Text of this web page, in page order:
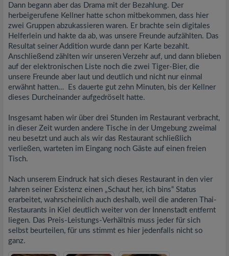
Dann begann aber das Drama mit der Bezahlung. Der
herbeigerufene Kellner hatte schon mitbekommen, dass hier
zwei Gruppen abzukassieren waren. Er brachte sein digitales
Helferlein und hakte da ab, was unsere Freunde aufzählten. Das
Resultat seiner Addition wurde dann per Karte bezahlt.
Anschließend zählten wir unseren Verzehr auf, und dann blieben
auf der elektronischen Liste noch die zwei Tiger-Bier, die
unsere Freunde aber laut und deutlich und nicht nur einmal
erwähnt hatten… Es dauerte gut zehn Minuten, bis der Kellner
dieses Durcheinander aufgedröselt hatte.
Insgesamt haben wir über drei Stunden im Restaurant verbracht,
in dieser Zeit wurden andere Tische in der Umgebung zweimal
neu besetzt und auch als wir das Restaurant schließlich
verließen, warteten im Eingang noch Gäste auf einen freien
Tisch.
Nach unserem Eindruck hat sich dieses Restaurant in den vier
Jahren seiner Existenz einen „Schaut her, ich bins“ Status
erarbeitet, wahrscheinlich auch deshalb, weil die anderen Thai-
Restaurants in Kiel deutlich weiter von der Innenstadt entfernt
liegen. Das Preis-Leistungs-Verhältnis muss jeder für sich
selbst beurteilen, für uns stimmt es hier jedenfalls nicht so
ganz.